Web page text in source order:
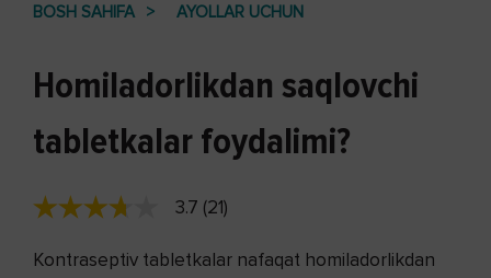
BOSH SAHIFA AYOLLAR UCHUN
Homiladorlikdan saqlovchi
tabletkalar foydalimi?
3.7 (21)
Kontraseptiv tabletkalar nafaqat homiladorlikdan